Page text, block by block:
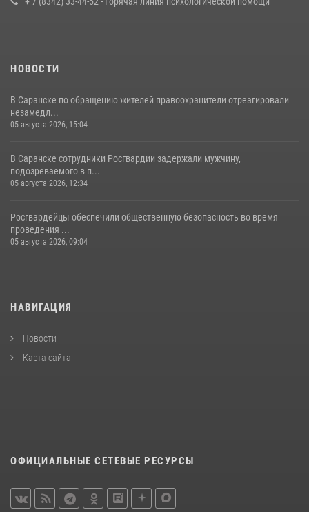
23 июля 2026, 11:54 4
НОВОСТИ
В Саранске по обращению жителей правоохранители отреагировали
незамедл...
05 августа 2026, 15:04
В Саранске сотрудники Росгвардии задержали мужчину,
подозреваемого в п...
05 августа 2026, 12:34
Росгвардейцы обеспечили общественную безопасность во время
проведения ...
05 августа 2026, 09:04
НАВИГАЦИЯ
Новости
Карта сайта
ОФИЦИАЛЬНЫЕ СЕТЕВЫЕ РЕСУРСЫ